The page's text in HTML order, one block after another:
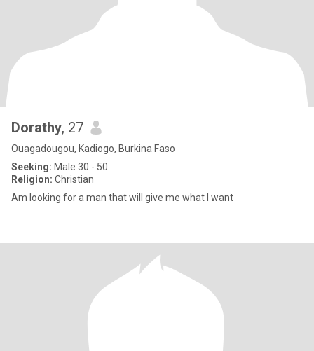
Dorathy, 27
Ouagadougou, Kadiogo, Burkina Faso
Seeking: Male 30 - 50
Religion: Christian
Am looking for a man that will give me what I want